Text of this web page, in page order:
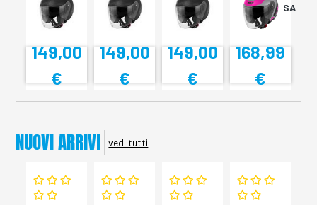
NERO XS
149,00
€
NERO XS
149,00
€
NERO XS
149,00
€
TITAN/ROSA
XS
168,99
€
NUOVI ARRIVI vedi tutti